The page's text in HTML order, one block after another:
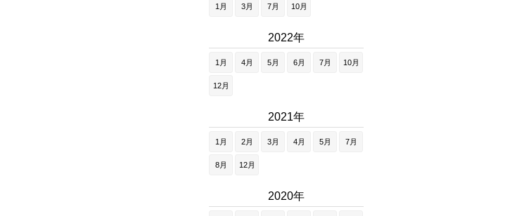
1月 3月 7月 10月
2022年
1月 4月 5月 6月 7月 10月
12月
2021年
1月 2月 3月 4月 5月 7月
8月 12月
2020年